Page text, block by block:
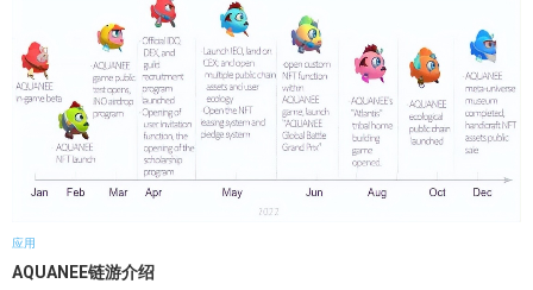
应用
AQUANEE链游介绍